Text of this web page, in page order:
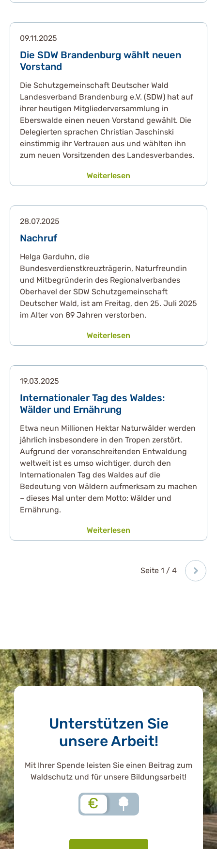
09.11.2025
Die SDW Brandenburg wählt neuen
Vorstand
Die Schutzgemeinschaft Deutscher Wald
Landesverband Brandenburg e.V. (SDW) hat auf
ihrer heutigen Mitgliederversammlung in
Eberswalde einen neuen Vorstand gewählt. Die
Delegierten sprachen Christian Jaschinski
einstimmig ihr Vertrauen aus und wählten ihn
zum neuen Vorsitzenden des Landesverbandes.
Weiterlesen
28.07.2025
Nachruf
Helga Garduhn, die
Bundesverdienstkreuzträgerin, Naturfreundin
und Mitbegründerin des Regionalverbandes
Oberhavel der SDW Schutzgemeinschaft
Deutscher Wald, ist am Freitag, den 25. Juli 2025
im Alter von 89 Jahren verstorben.
Weiterlesen
19.03.2025
Internationaler Tag des Waldes:
Wälder und Ernährung
Etwa neun Millionen Hektar Naturwälder werden
jährlich insbesondere in den Tropen zerstört.
Aufgrund der voranschreitenden Entwaldung
weltweit ist es umso wichtiger, durch den
Internationalen Tag des Waldes auf die
Bedeutung von Wäldern aufmerksam zu machen
– dieses Mal unter dem Motto: Wälder und
Ernährung.
Weiterlesen
Seite 1 / 4
Unterstützen Sie
unsere Arbeit!
Mit Ihrer Spende leisten Sie einen Beitrag zum
Waldschutz und für unsere Bildungsarbeit!
€